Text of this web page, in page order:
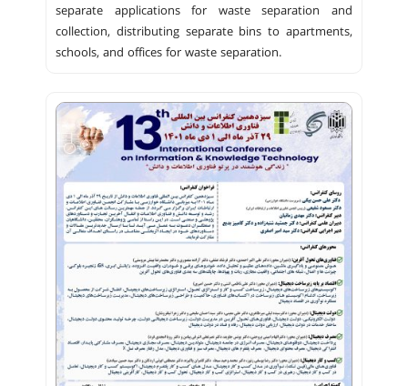
separate applications for waste separation and
collection, distributing separate bins to apartments,
schools, and offices for waste separation.